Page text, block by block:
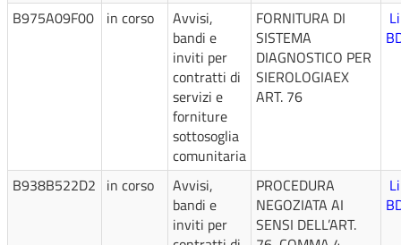
B975A09F00
in corso
Avvisi,
bandi e
inviti per
contratti di
servizi e
forniture
sottosoglia
comunitaria
FORNITURA DI
SISTEMA
DIAGNOSTICO PER
SIEROLOGIAEX
ART. 76
B938B522D2 in corso
Avvisi,
bandi e
inviti per
PROCEDURA
NEGOZIATA AI
SENSI DELL’ART.